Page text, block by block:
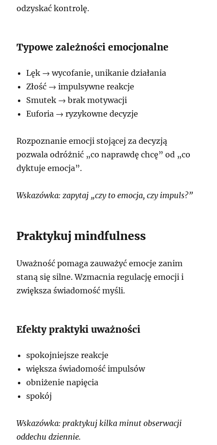
odzyskać kontrolę.
Typowe zależności emocjonalne
Lęk → wycofanie, unikanie działania
Złość → impulsywne reakcje
Smutek → brak motywacji
Euforia → ryzykowne decyzje
Rozpoznanie emocji stojącej za decyzją
pozwala odróżnić „co naprawdę chcę” od „co
dyktuje emocja”.
Wskazówka: zapytaj „czy to emocja, czy impuls?”
Praktykuj mindfulness
Uważność pomaga zauważyć emocje zanim
staną się silne. Wzmacnia regulację emocji i
zwiększa świadomość myśli.
Efekty praktyki uważności
spokojniejsze reakcje
większa świadomość impulsów
obniżenie napięcia
spokój
Wskazówka: praktykuj kilka minut obserwacji
oddechu dziennie.